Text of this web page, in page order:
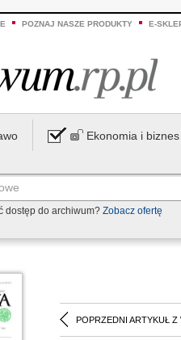
POZNAJ NASZE PRODUKTY E-
Ekonomia i biznes
dostęp do archiwum? Zobacz ofertę
POPRZEDNI ARTYKUŁ Z